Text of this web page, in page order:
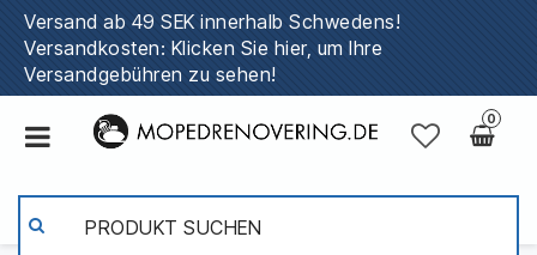
Versand ab 49 SEK innerhalb Schwedens!
Versandkosten: Klicken Sie hier, um Ihre
Versandgebühren zu sehen!
0